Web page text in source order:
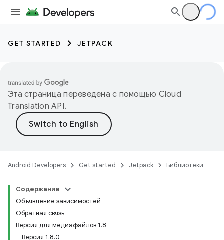
GET STARTED JETPACK
Эта страница переведена с помощью Cloud
Translation API.
Android Developers Get started Jetpack Библиотеки
Содержание
Объявление зависимостей
Обратная связь
Версия для медиафайлов 1.8
Версия 1.8.0